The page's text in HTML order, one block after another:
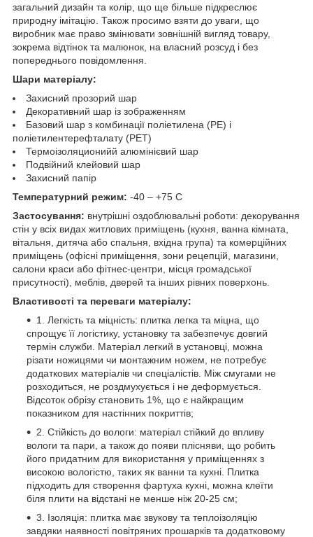
загальний дизайн та колір, що ще більше підкреслює
природну імітацію. Також просимо взяти до уваги, що
виробник має право змінювати зовнішній вигляд товару,
зокрема відтінок та малюнок, на власний розсуд і без
попереднього повідомлення.
Шари матеріалу:
Захисний прозорий шар
Декоративний шар із зображенням
Базовий шар з комбинації поліетилена (PE) і
поліетилентерефталату (PET)
Термоізоляционийй алюмінієвий шар
Подвійний клейовий шар
Захисний папір
Температурний режим: -40 – +75 С
Застосування: внутрішні оздоблювальні роботи: декорування
стін у всіх видах житлових приміщень (кухня, ванна кімната,
вітальня, дитяча або спальня, вхідна група) та комерційних
приміщень (офісні приміщення, зони рецепцій, магазини,
салони краси або фітнес-центри, місця громадської
присутності), меблів, дверей та інших рівних поверхонь.
Властивості та переваги матеріалу:
1. Легкість та міцність: плитка легка та міцна, що
спрощує її логістику, установку та забезпечує довгий
термін служби. Матеріал легкий в установці, можна
різати ножицями чи монтажним ножем, не потребує
додаткових матеріалів чи спеціалістів. Між смугами не
розходиться, не роздмухується і не деформується.
Відсоток обрізу становить 1%, що є найкращим
показником для настінних покриттів;
2. Стійкість до вологи: матеріал стійкий до впливу
вологи та пари, а також до появи плісняви, що робить
його придатним для використання у приміщеннях з
високою вологістю, таких як ванни та кухні. Плитка
підходить для створення фартуха кухні, можна клеїти
біля плити на відстані не менше ніж 20-25 см;
3. Ізоляція: плитка має звукову та теплоізоляцію
завдяки наявності повітряних прошарків та додатковому